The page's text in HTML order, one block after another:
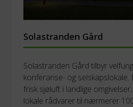
Solastranden Gård
Solastranden Gård tilbyr
konferanse- og selskapslokale.
frisk sjøluft i landlige
lokale rådvarer til nærmerer